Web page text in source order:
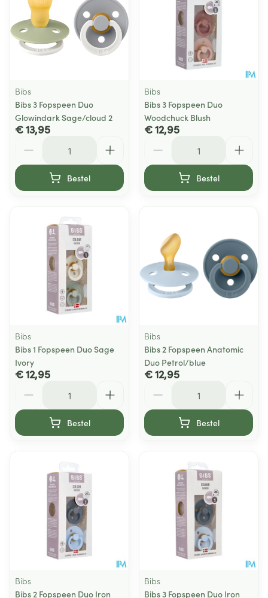
Bibs
Bibs 3 Fopspeen Duo
Glowindark Sage/cloud 2
€ 13,95
Bestel
Bibs
Bibs 3 Fopspeen Duo
Woodchuck Blush
€ 12,95
Bestel
Bibs
Bibs 1 Fopspeen Duo Sage
Ivory
€ 12,95
Bestel
Bibs
Bibs 2 Fopspeen Anatomic
Duo Petrol/blue
€ 12,95
Bestel
Bibs
Bibs 2 Fopspeen Duo Iron
Bibs
Bibs 3 Fopspeen Duo Iron